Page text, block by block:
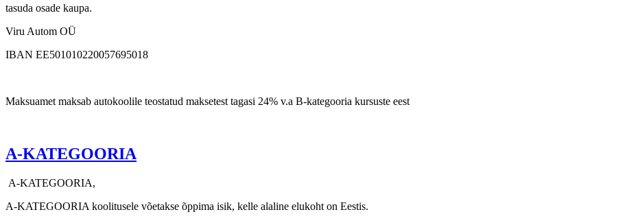
tasuda osade kaupa.
Viru Autom OÜ
IBAN EE501010220057695018
Maksuamet maksab autokoolile teostatud maksetest tagasi 24% v.a B-kategooria kursuste eest
A-KATEGOORIA
A-KATEGOORIA,
A-KATEGOORIA koolitusele võetakse õppima isik, kelle alaline elukoht on Eestis.